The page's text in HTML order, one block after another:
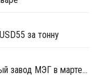
за тонну
Xinjiang Tianying Petchem запустит новый завод МЭГ в марте-апреле